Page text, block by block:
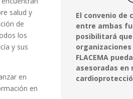
salud y
de
los
y sus
en
en
El convenio de
entre ambas
posibilitará
FLACEMA
asesoradas en